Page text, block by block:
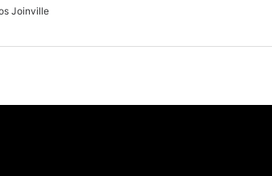
Joinville